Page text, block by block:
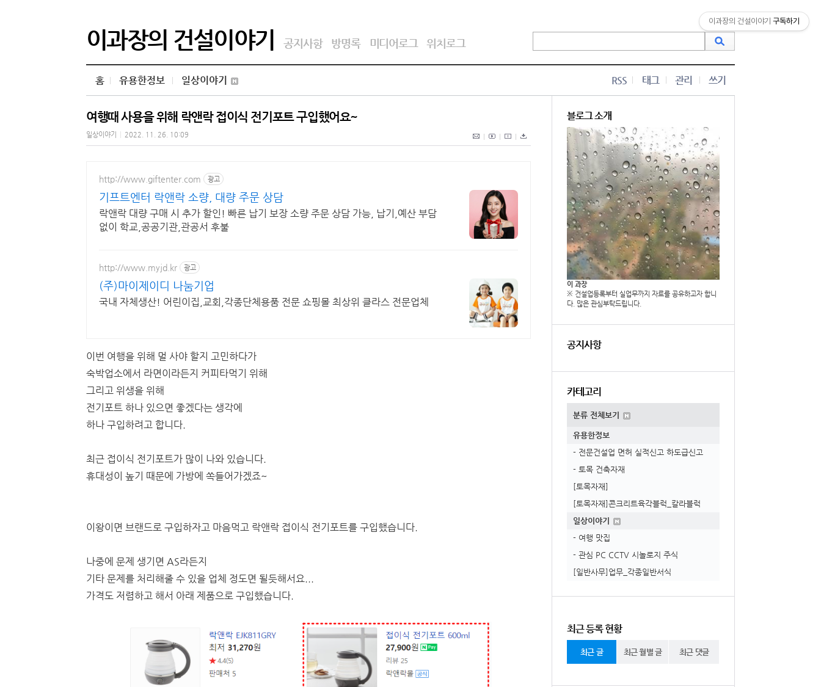
이과장의 건설이야기 공지사항 방명록 미디어로그 위치로그
홈 유용한정보 일상이야기 RSS 태그 관리 쓰기
여행때 사용을 위해 락앤락 접이식 전기포트 구입했어요~
일상이야기 2022. 11. 26. 10:09
http://www.giftenter.com 광고
기프트엔터 락앤락 소량, 대량 주문 상담
락앤락 대량 구매 시 추가 할인! 빠른 납기 보장 소량 주문 상담 가능, 납기,예산 부담
없이 학교,공공기관,관공서 후불
http://www.myjd.kr 광고
(주)마이제이디 나눔기업
국내 자체생산! 어린이집,교회,각종단체용품 전문 쇼핑몰 최상위 클라스 전문업체
이번 여행을 위해 멀 사야 할지 고민하다가
숙박업소에서 라면이라든지 커피타먹기 위해
그리고 위생을 위해
전기포트 하나 있으면 좋겠다는 생각에
하나 구입하려고 합니다.
최근 접이식 전기포트가 많이 나와 있습니다.
휴대성이 높기 때문에 가방에 쏙들어가겠죠~
이왕이면 브랜드로 구입하자고 마음먹고 락앤락 접이식 전기포트를 구입했습니다.
나중에 문제 생기면 AS라든지
기타 문제를 처리해줄 수 있을 업체 정도면 될듯해서요...
가격도 저렴하고 해서 아래 제품으로 구입했습니다.
블로그 소개
이 과장
※ 건설업등록부터 실업무까지 자료를 공유하고자 합니
다. 많은 관심부탁드립니다.
공지사항
카테고리
분류 전체보기
유용한정보
- 전문건설업 면허 실적신고 하도급신고
- 토목 건축자재
[토목자재]
[토목자재]콘크리트육각블럭_칼라블럭
일상이야기
- 여행 맛집
- 관심 PC CCTV 시놀로지 주식
[일반사무]업무_각종일반서식
최근 등록 현황
최근 글 최근 월별 글 최근 댓글
이과장의 건설이야기 구독하기